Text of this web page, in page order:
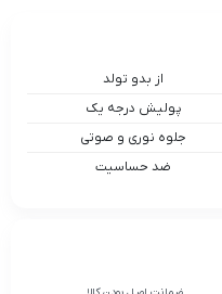
از بدو تولد
پولیش درجه یک
جلوه نوری و صوتی
ضد حساسیت